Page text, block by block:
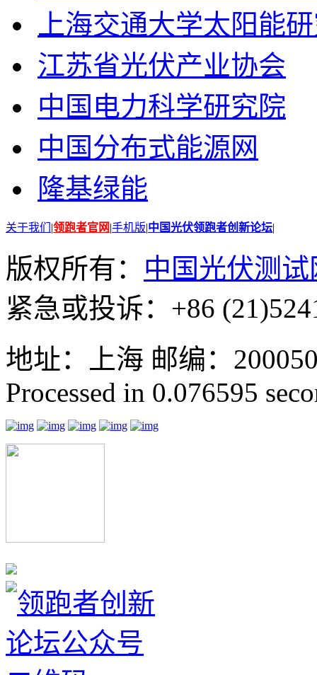
上海交通大学太阳能
江苏省光伏产业协会
中国电力科学研究院
中国分布式能源网
隆基绿能
关于我们 |领跑者官网|手机版|中国光伏领跑者创新论坛|
版权所有： 中国光伏测试
紧急或投诉：+86
地址：上海 邮编：
Processed in 0.076595